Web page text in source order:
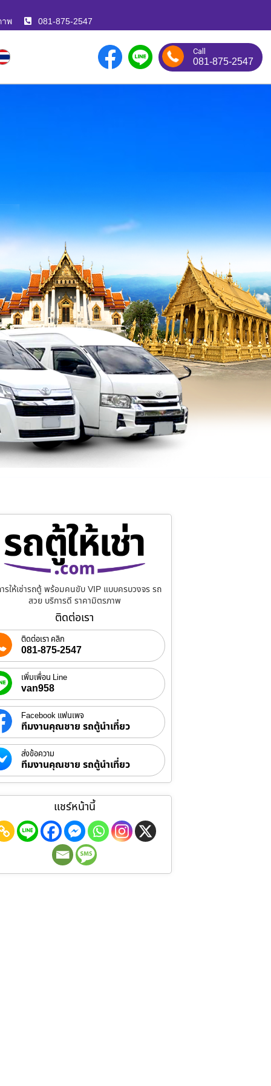
าพ 081-875-2547
Call
081-875-2547
รให้เช่ารถตู้ พร้อมคนขับ VIP แบบครบวงจร รถ
สวย บริการดี ราคามิตรภาพ
ติดต่อเรา
ติดต่อเรา คลิก
081-875-2547
เพิ่มเพื่อน Line
van958
Facebook แฟนเพจ
ทีมงานคุณชาย รถตู้นำเที่ยว
ส่งข้อความ
ทีมงานคุณชาย รถตู้นำเที่ยว
แชร์หน้านี้